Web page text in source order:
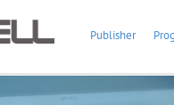
Publisher